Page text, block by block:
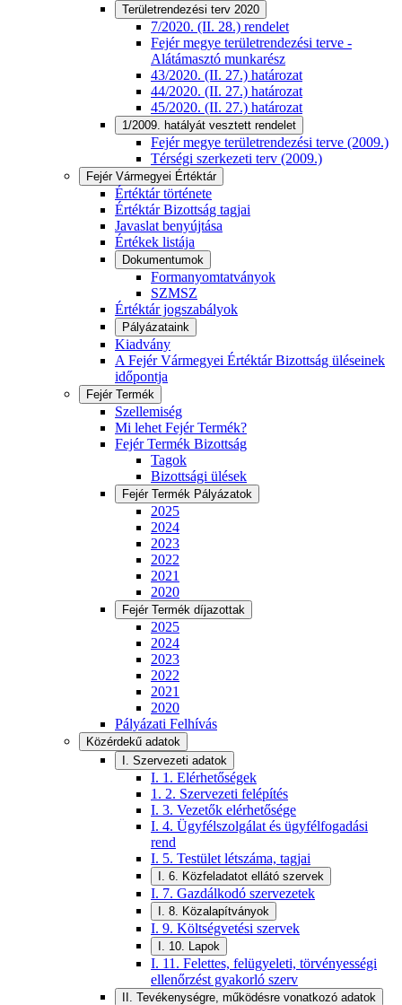
Területrendezési terv 2020
7/2020. (II. 28.) rendelet
Fejér megye területrendezési terve -
Alátámasztó munkarész
43/2020. (II. 27.) határozat
44/2020. (II. 27.) határozat
45/2020. (II. 27.) határozat
1/2009. hatályát vesztett rendelet
Fejér megye területrendezési terve (2009.)
Térségi szerkezeti terv (2009.)
Fejér Vármegyei Értéktár
Értéktár története
Értéktár Bizottság tagjai
Javaslat benyújtása
Értékek listája
Dokumentumok
Formanyomtatványok
SZMSZ
Értéktár jogszabályok
Pályázataink
Kiadvány
A Fejér Vármegyei Értéktár Bizottság üléseinek
időpontja
Fejér Termék
Szellemiség
Mi lehet Fejér Termék?
Fejér Termék Bizottság
Tagok
Bizottsági ülések
Fejér Termék Pályázatok
2025
2024
2023
2022
2021
2020
Fejér Termék díjazottak
2025
2024
2023
2022
2021
2020
Pályázati Felhívás
Közérdekű adatok
I. Szervezeti adatok
I. 1. Elérhetőségek
1. 2. Szervezeti felépítés
I. 3. Vezetők elérhetősége
I. 4. Ügyfélszolgálat és ügyfélfogadási
rend
I. 5. Testület létszáma, tagjai
I. 6. Közfeladatot ellátó szervek
I. 7. Gazdálkodó szervezetek
I. 8. Közalapítványok
I. 9. Költségvetési szervek
I. 10. Lapok
I. 11. Felettes, felügyeleti, törvényességi
ellenőrzést gyakorló szerv
II. Tevékenységre, működésre vonatkozó adatok